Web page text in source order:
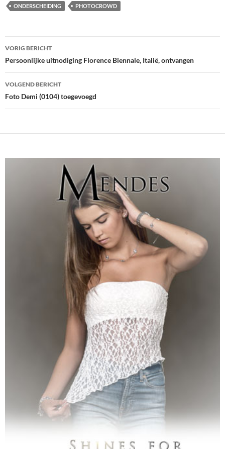
ONDERSCHEIDING PHOTOCROWD
Bericht
navigatie
VORIG BERICHT
Persoonlijke uitnodiging Florence Biennale, Italië, ontvangen
VOLGEND BERICHT
Foto Demi (0104) toegevoegd